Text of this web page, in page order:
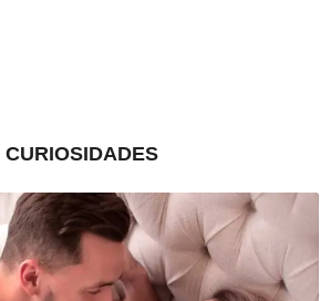
CURIOSIDADES